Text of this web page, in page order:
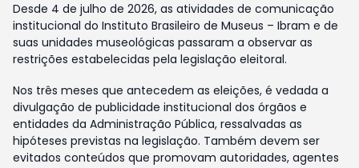
Desde 4 de julho de 2026, as atividades de comunicação
institucional do Instituto Brasileiro de Museus – Ibram e de
suas unidades museológicas passaram a observar as
restrições estabelecidas pela legislação eleitoral.
Nos três meses que antecedem as eleições, é vedada a
divulgação de publicidade institucional dos órgãos e
entidades da Administração Pública, ressalvadas as
hipóteses previstas na legislação. Também devem ser
evitados conteúdos que promovam autoridades, agentes